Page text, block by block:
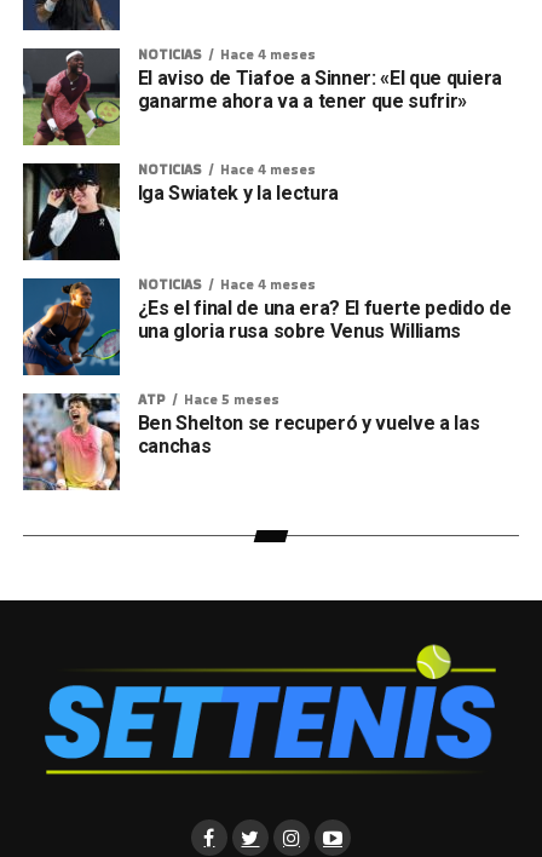
NOTICIAS Hace 4 meses
El aviso de Tiafoe a Sinner: «El que quiera
ganarme ahora va a tener que sufrir»
NOTICIAS Hace 4 meses
Iga Swiatek y la lectura
NOTICIAS Hace 4 meses
¿Es el final de una era? El fuerte pedido de
una gloria rusa sobre Venus Williams
ATP Hace 5 meses
Ben Shelton se recuperó y vuelve a las
canchas